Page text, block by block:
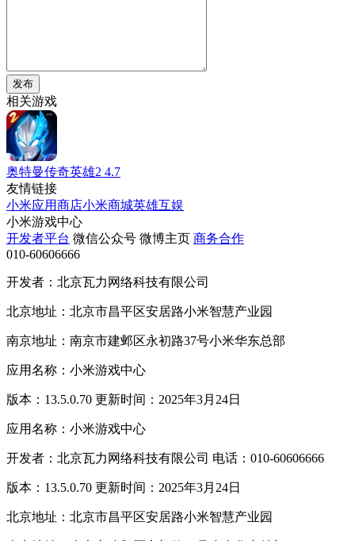
发布
相关游戏
奥特曼传奇英雄2 4.7
友情链接
小米应用商店小米商城英雄互娱
小米游戏中心
开发者平台 微信公众号 微博主页 商务合作
010-60606666
开发者：北京瓦力网络科技有限公司
北京地址：北京市昌平区安居路小米智慧产业园
南京地址：南京市建邺区永初路37号小米华东总部
应用名称：小米游戏中心
版本：13.5.0.70 更新时间：2025年3月24日
应用名称：小米游戏中心
开发者：北京瓦力网络科技有限公司 电话：010-60606666
版本：13.5.0.70 更新时间：2025年3月24日
北京地址：北京市昌平区安居路小米智慧产业园